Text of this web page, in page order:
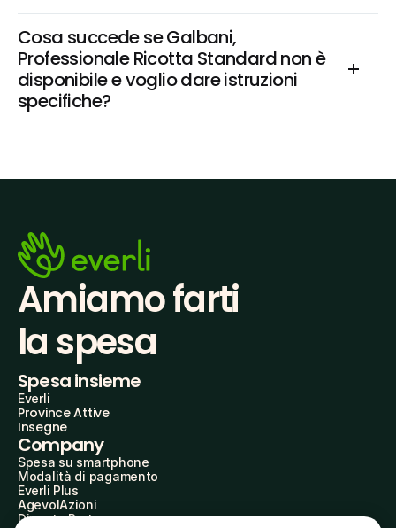
Cosa succede se Galbani,
Professionale Ricotta Standard non è
disponibile e voglio dare istruzioni
specifiche?
Amiamo farti
la spesa
Spesa insieme
Everli
Province Attive
Insegne
Company
Spesa su smartphone
Modalità di pagamento
Everli Plus
AgevolAzioni
Diventa Partner